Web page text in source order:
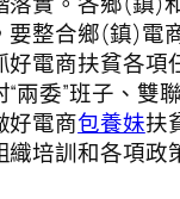
要整合鄉(鎮)電
電商扶貧各項
“兩委”班子、雙
好電商包養妹扶
織培訓和各項政